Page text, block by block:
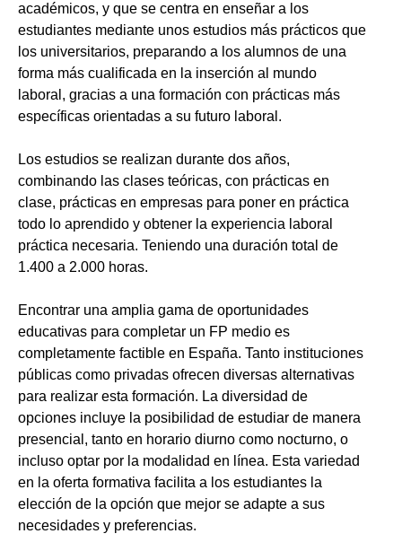
académicos, y que se centra en enseñar a los
estudiantes mediante unos estudios más prácticos que
los universitarios, preparando a los alumnos de una
forma más cualificada en la inserción al mundo
laboral, gracias a una formación con prácticas más
específicas orientadas a su futuro laboral.
Los estudios se realizan durante dos años,
combinando las clases teóricas, con prácticas en
clase, prácticas en empresas para poner en práctica
todo lo aprendido y obtener la experiencia laboral
práctica necesaria. Teniendo una duración total de
1.400 a 2.000 horas.
Encontrar una amplia gama de oportunidades
educativas para completar un FP medio es
completamente factible en España. Tanto instituciones
públicas como privadas ofrecen diversas alternativas
para realizar esta formación. La diversidad de
opciones incluye la posibilidad de estudiar de manera
presencial, tanto en horario diurno como nocturno, o
incluso optar por la modalidad en línea. Esta variedad
en la oferta formativa facilita a los estudiantes la
elección de la opción que mejor se adapte a sus
necesidades y preferencias.